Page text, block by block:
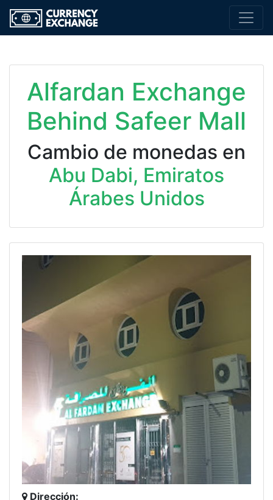
Alfardan Exchange
Behind Safeer Mall
Cambio de monedas en
Abu Dabi, Emiratos
Árabes Unidos
Dirección: